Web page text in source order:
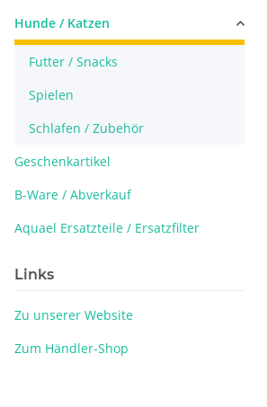
Hunde / Katzen
Futter / Snacks
Spielen
Schlafen / Zubehör
Geschenkartikel
B-Ware / Abverkauf
Aquael Ersatzteile / Ersatzfilter
Links
Zu unserer Website
Zum Händler-Shop